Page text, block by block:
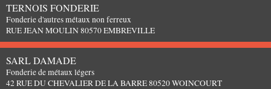
TERNOIS FONDERIE
Fonderie d'autres métaux non ferreux
RUE JEAN MOULIN 80570 EMBREVILLE
SARL DAMADE
Fonderie de métaux légers
42 RUE DU CHEVALIER DE LA BARRE 80520 WOINCOURT